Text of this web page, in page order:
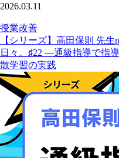
2026.03.11
授業改善
【シリーズ】高田保則 先生
日々。♯22 ―通級指導で指
散学習の実践